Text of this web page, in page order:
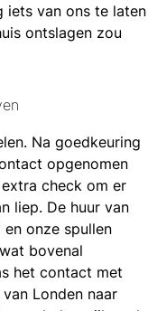
iets van ons te laten
ontslagen zou
Na goedkeuring
opgenomen
check om er
liep. De huur van
onze spullen
bovenal
het contact met
Londen naar